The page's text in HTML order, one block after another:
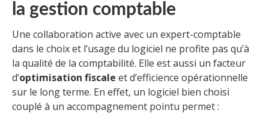
la gestion comptable
Une collaboration active avec un expert-comptable
dans le choix et l’usage du logiciel ne profite pas qu’à
la qualité de la comptabilité. Elle est aussi un facteur
d’optimisation fiscale et d’efficience opérationnelle
sur le long terme. En effet, un logiciel bien choisi
couplé à un accompagnement pointu permet :